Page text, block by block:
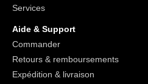
Services
Aide & Support
Commander
Retours & remboursements
Expédition & livraison